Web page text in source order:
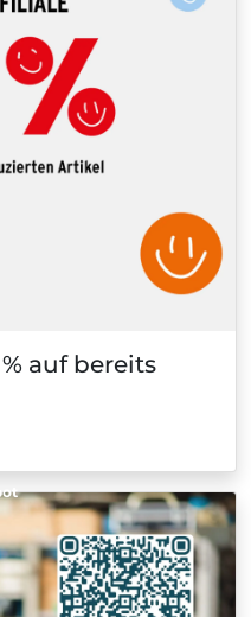
auf bereits